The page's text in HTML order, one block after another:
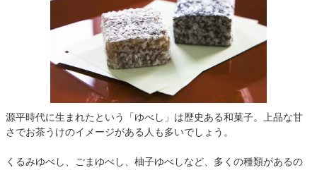
源平時代に生まれたという「ゆべし」は歴史ある和菓子。上品な甘
さでお茶うけのイメージがある人も多いでしょう。
くるみゆべし、ごまゆべし、柚子ゆべしなど、多くの種類があるの